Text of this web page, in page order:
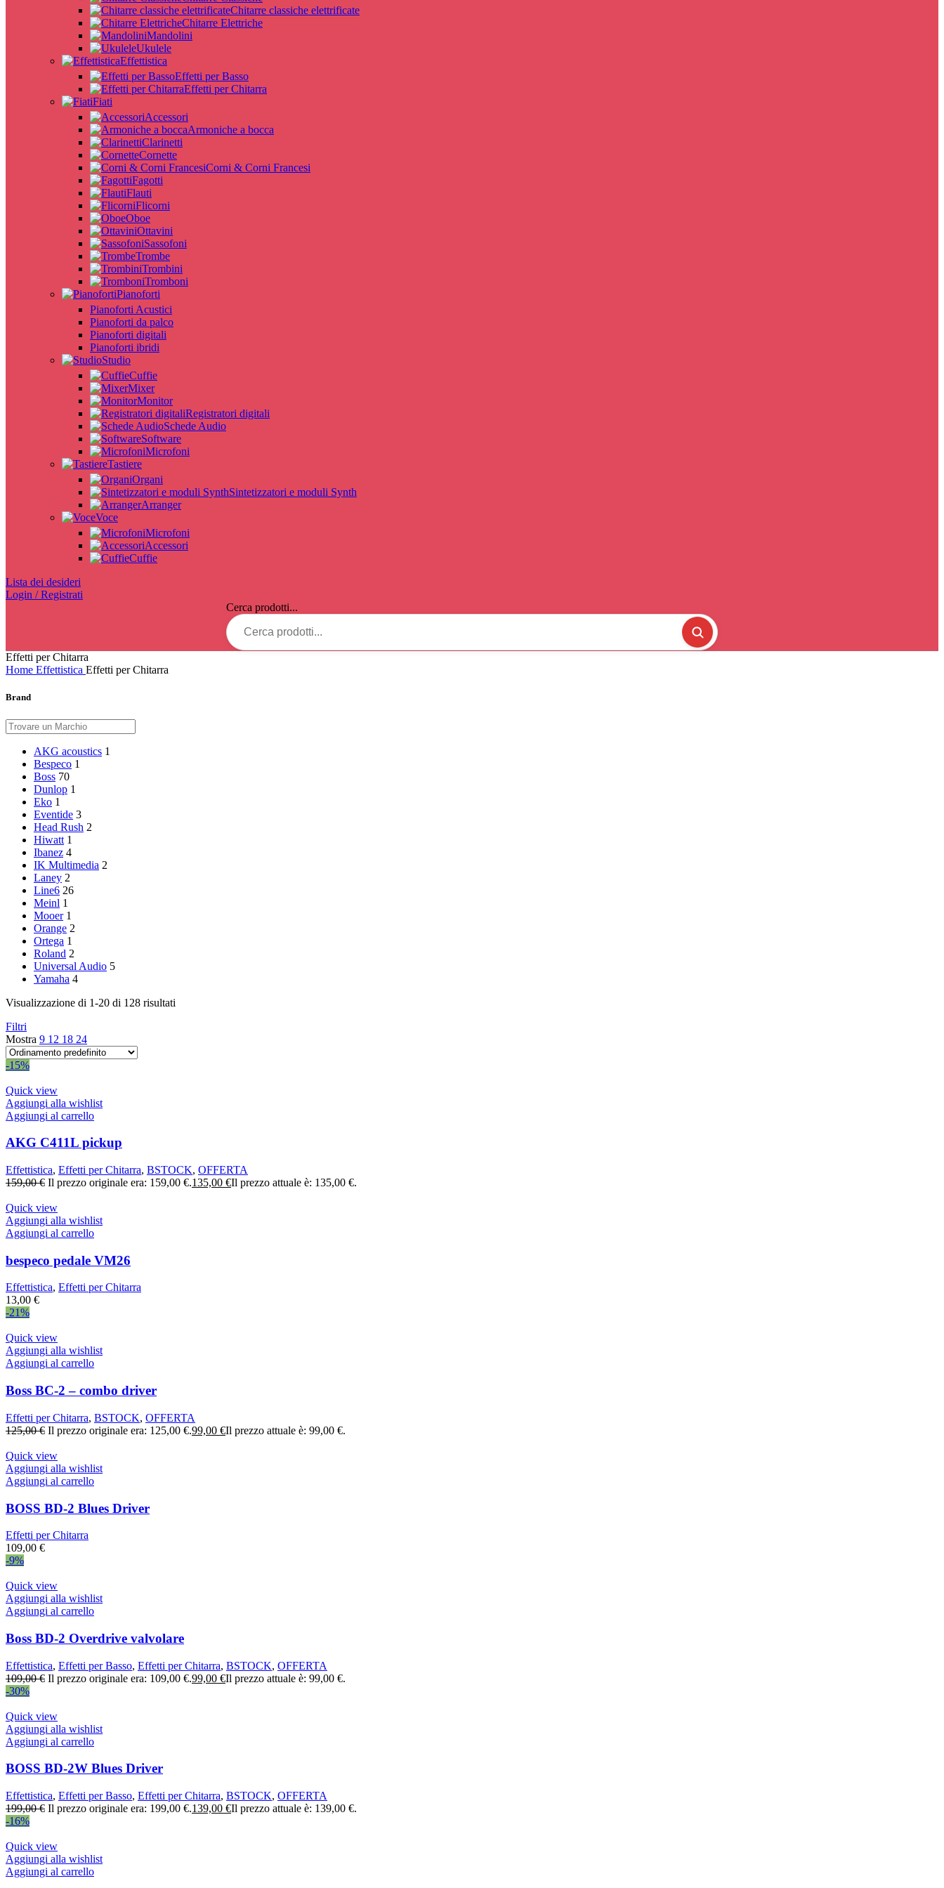
Chitarre classiche elettrificate
Chitarre Elettriche
Mandolini
Ukulele
Effettistica
Effetti per Basso
Effetti per Chitarra
Fiati
Accessori
Armoniche a bocca
Clarinetti
Cornette
Corni & Corni Francesi
Fagotti
Flauti
Flicorni
Oboe
Ottavini
Sassofoni
Trombe
Trombini
Tromboni
Pianoforti
Pianoforti Acustici
Pianoforti da palco
Pianoforti digitali
Pianoforti ibridi
Studio
Cuffie
Mixer
Monitor
Registratori digitali
Schede Audio
Software
Microfoni
Tastiere
Organi
Sintetizzatori e moduli Synth
Arranger
Voce
Microfoni
Accessori
Cuffie
Lista dei desideri
Login / Registrati
Cerca prodotti...
Effetti per Chitarra
Home Effettistica Effetti per Chitarra
Brand
AKG acoustics 1
Bespeco 1
Boss 70
Dunlop 1
Eko 1
Eventide 3
Head Rush 2
Hiwatt 1
Ibanez 4
IK Multimedia 2
Laney 2
Line6 26
Meinl 1
Mooer 1
Orange 2
Ortega 1
Roland 2
Universal Audio 5
Yamaha 4
Visualizzazione di 1-20 di 128 risultati
Filtri
Mostra 9 12 18 24
-15%
Quick view
Aggiungi alla wishlist
Aggiungi al carrello
AKG C411L pickup
Effettistica, Effetti per Chitarra, BSTOCK, OFFERTA
159,00€ Il prezzo originale era: 159,00 €.135,00 €Il prezzo attuale è: 135,00 €.
Quick view
Aggiungi alla wishlist
Aggiungi al carrello
bespeco pedale VM26
Effettistica, Effetti per Chitarra
13,00 €
-21%
Quick view
Aggiungi alla wishlist
Aggiungi al carrello
Boss BC-2 – combo driver
Effetti per Chitarra, BSTOCK, OFFERTA
125,00€ Il prezzo originale era: 125,00 €.99,00 €Il prezzo attuale è: 99,00 €.
Quick view
Aggiungi alla wishlist
Aggiungi al carrello
BOSS BD-2 Blues Driver
Effetti per Chitarra
109,00 €
-9%
Quick view
Aggiungi alla wishlist
Aggiungi al carrello
Boss BD-2 Overdrive valvolare
Effettistica, Effetti per Basso, Effetti per Chitarra, BSTOCK, OFFERTA
109,00€ Il prezzo originale era: 109,00 €.99,00 €Il prezzo attuale è: 99,00 €.
-30%
Quick view
Aggiungi alla wishlist
Aggiungi al carrello
BOSS BD-2W Blues Driver
Effettistica, Effetti per Basso, Effetti per Chitarra, BSTOCK, OFFERTA
199,00€ Il prezzo originale era: 199,00 €.139,00 €Il prezzo attuale è: 139,00 €.
-16%
Quick view
Aggiungi alla wishlist
Aggiungi al carrello